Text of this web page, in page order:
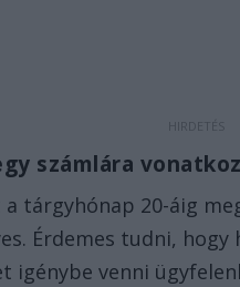
számlára
tárgyhónap 20-áig
Érdemes tudni,
igénybe venni